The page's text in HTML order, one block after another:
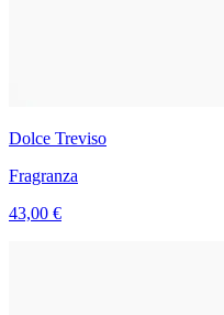
Dolce Treviso
Fragranza
43,00 €